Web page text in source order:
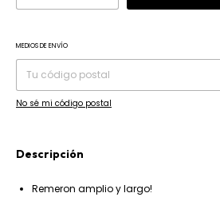
Entregas para el CP:
MEDIOS DE ENVÍO
No sé mi código postal
Descripción
Remeron amplio y largo!